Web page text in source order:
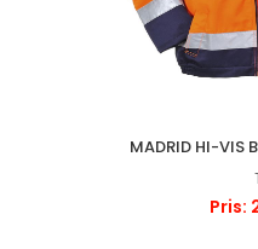
MADRID HI-VIS
Pris: